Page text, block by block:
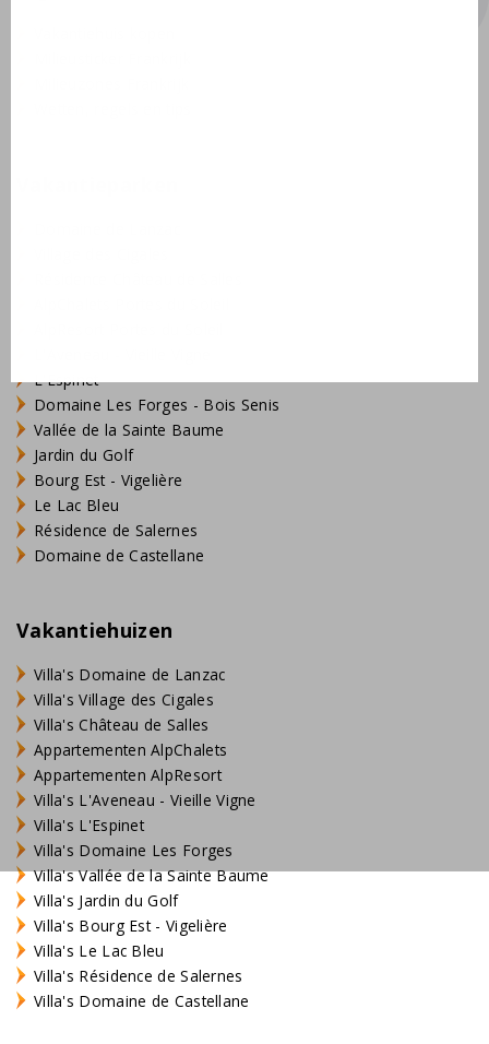
L'Espinet
Domaine Les Forges - Bois Senis
Vallée de la Sainte Baume
Jardin du Golf
Bourg Est - Vigelière
Le Lac Bleu
Résidence de Salernes
Domaine de Castellane
Vakantiehuizen
Villa's Domaine de Lanzac
Villa's Village des Cigales
Villa's Château de Salles
Appartementen AlpChalets
Appartementen AlpResort
Villa's L'Aveneau - Vieille Vigne
Villa's L'Espinet
Villa's Domaine Les Forges
Villa's Vallée de la Sainte Baume
Villa's Jardin du Golf
Villa's Bourg Est - Vigelière
Villa's Le Lac Bleu
Villa's Résidence de Salernes
Villa's Domaine de Castellane